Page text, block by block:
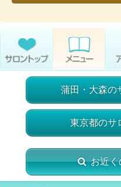
蒲田・大森の
東京都のサ
お近く